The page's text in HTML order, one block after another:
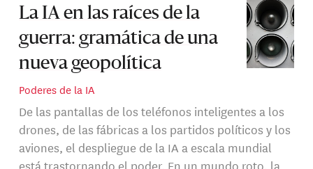
La IA en las raíces de la
guerra: gramática de una
nueva geopolítica
Poderes de la IA
De las pantallas de los teléfonos inteligentes a los
drones, de las fábricas a los partidos políticos y los
aviones, el despliegue de la IA a escala mundial
está trastornando el poder. En un mundo roto, la